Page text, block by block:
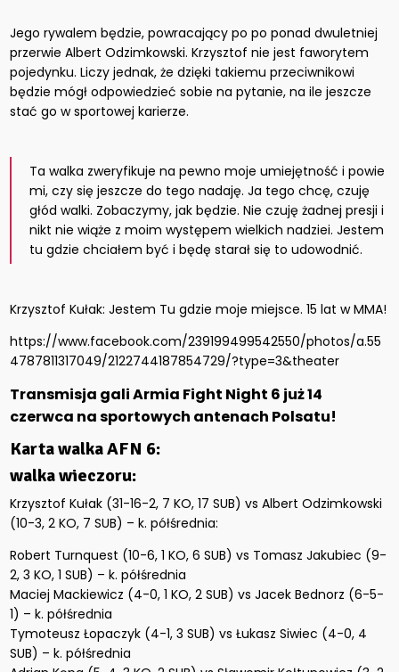
Jego rywalem będzie, powracający po po ponad dwuletniej
przerwie Albert Odzimkowski. Krzysztof nie jest faworytem
pojedynku. Liczy jednak, że dzięki takiemu przeciwnikowi
będzie mógł odpowiedzieć sobie na pytanie, na ile jeszcze
stać go w sportowej karierze.
Ta walka zweryfikuje na pewno moje umiejętność i powie
mi, czy się jeszcze do tego nadaję. Ja tego chcę, czuję
głód walki. Zobaczymy, jak będzie. Nie czuję żadnej presji i
nikt nie wiąże z moim występem wielkich nadziei. Jestem
tu gdzie chciałem być i będę starał się to udowodnić.
Krzysztof Kułak: Jestem Tu gdzie moje miejsce. 15 lat w MMA!
https://www.facebook.com/239199499542550/photos/a.55
4787811317049/2122744187854729/?type=3&theater
Transmisja gali Armia Fight Night 6 już 14
czerwca na sportowych antenach Polsatu!
Karta walka AFN 6:
walka wieczoru:
Krzysztof Kułak (31-16-2, 7 KO, 17 SUB) vs Albert Odzimkowski
(10-3, 2 KO, 7 SUB) – k. półśrednia:
Robert Turnquest (10-6, 1 KO, 6 SUB) vs Tomasz Jakubiec (9-
2, 3 KO, 1 SUB) – k. półśrednia
Maciej Mackiewicz (4-0, 1 KO, 2 SUB) vs Jacek Bednorz (6-5-
1) – k. półśrednia
Tymoteusz Łopaczyk (4-1, 3 SUB) vs Łukasz Siwiec (4-0, 4
SUB) – k. półśrednia